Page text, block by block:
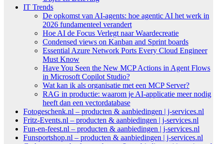
IT Trends
De opkomst van AI-agents: hoe agentic AI het werk in
2026 fundamenteel verandert
Hoe AI de Focus Verlegt naar Waardecreatie
Condensed views on Kanban and Sprint boards
Essential Azure Network Ports Every Cloud Engineer
Must Know
Have You Seen the New MCP Actions in Agent Flows
in Microsoft Copilot Studio?
Wat kan ik als organisatie met een MCP Server?
RAG in productie: waarom je AI-applicatie meer nodig
heeft dan een vectordatabase
Fotogeschenk.nl – producten & aanbiedingen | j-services.nl
Fritz-Events.nl – producten & aanbiedingen | j-services.nl
Fun-en-feest.nl – producten & aanbiedingen | j-services.nl
Funsportshop.nl – producten & aanbiedingen | j-services.nl